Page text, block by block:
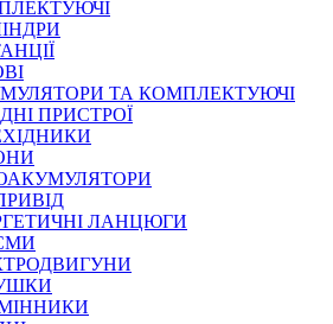
ТА КОМПЛЕКТУЮЧІ
ПРИСТРОЇ
ЛАНЦЮГИ